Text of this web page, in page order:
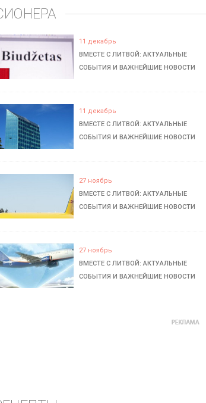
11 декабрь
ВМЕСТЕ С ЛИТВОЙ: АКТУАЛЬНЫЕ
СОБЫТИЯ И ВАЖНЕЙШИЕ НОВОСТИ
11 декабрь
ВМЕСТЕ С ЛИТВОЙ: АКТУАЛЬНЫЕ
СОБЫТИЯ И ВАЖНЕЙШИЕ НОВОСТИ
27 ноябрь
ВМЕСТЕ С ЛИТВОЙ: АКТУАЛЬНЫЕ
СОБЫТИЯ И ВАЖНЕЙШИЕ НОВОСТИ
27 ноябрь
ВМЕСТЕ С ЛИТВОЙ: АКТУАЛЬНЫЕ
СОБЫТИЯ И ВАЖНЕЙШИЕ НОВОСТИ